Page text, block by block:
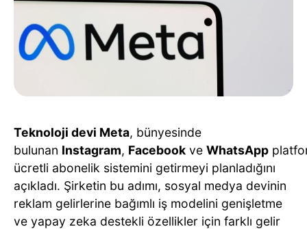
Teknoloji devi Meta, bünyesinde
bulunan Instagram, Facebook ve WhatsApp
ücretli abonelik sistemini getirmeyi planladığını
açıkladı. Şirketin bu adımı, sosyal medya devinin
reklam gelirlerine bağımlı iş modelini genişletme
ve yapay zeka destekli özellikler için farklı gelir